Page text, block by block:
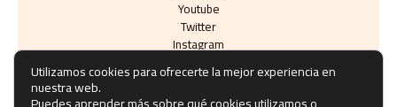
Youtube
Twitter
Instagram
Utilizamos cookies para ofrecerte la mejor experiencia en
nuestra web.